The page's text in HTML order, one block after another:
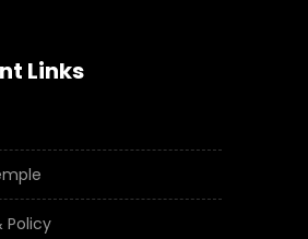
Links
Policy